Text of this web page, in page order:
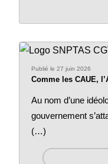
Publié le 27 juin 2026
Comme les CAUE,
Au nom d’une
gouvernement
(…)